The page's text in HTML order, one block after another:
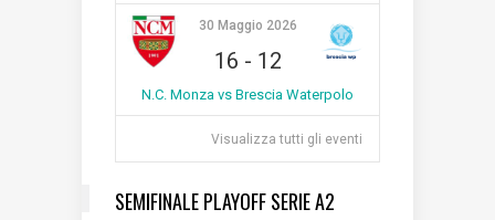
30 Maggio 2026
16 - 12
N.C. Monza vs Brescia Waterpolo
Visualizza tutti gli eventi
SEMIFINALE PLAYOFF SERIE A2